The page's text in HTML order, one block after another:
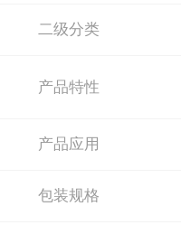
二级分类
产品特性
产品应用
包装规格